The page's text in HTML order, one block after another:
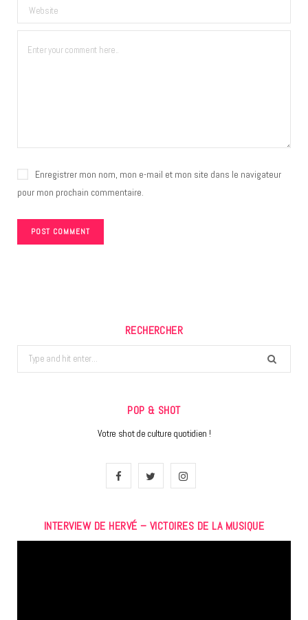
Enregistrer mon nom, mon e-mail et mon site dans le navigateur
pour mon prochain commentaire.
RECHERCHER
Search
for:
POP & SHOT
Votre shot de culture quotidien !
F
c
i
I
s
INTERVIEW DE HERVÉ – VICTOIRES DE LA MUSIQUE